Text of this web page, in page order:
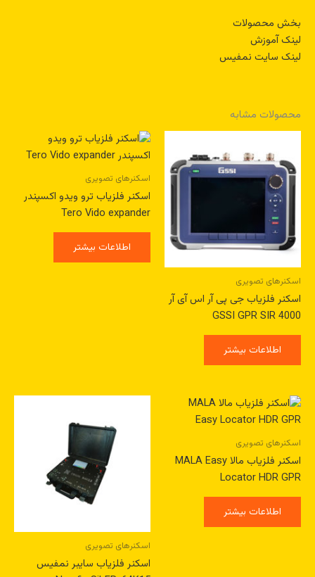
بخش محصولات
لینک آموزش
لینک سایت نمفیس
محصولات مشابه
اسکنرهای تصویری
اسکنر فلزیاب جی پی آر اس آی آر
GSSI GPR SIR 4000
اطلاعات بیشتر
اسکنرهای تصویری
اسکنر فلزیاب ترو ویدو اکسپندر
Tero Vido expander
اطلاعات بیشتر
اسکنرهای تصویری
اسکنر فلزیاب مالا MALA Easy
Locator HDR GPR
اطلاعات بیشتر
اسکنرهای تصویری
اسکنر فلزیاب سایبر نمفیس